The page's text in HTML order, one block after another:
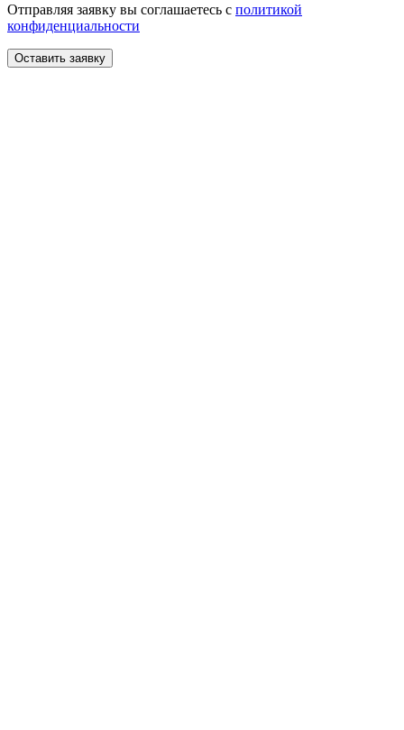
Отправляя заявку вы соглашаетесь с политикой
конфиденциальности
Оставить заявку